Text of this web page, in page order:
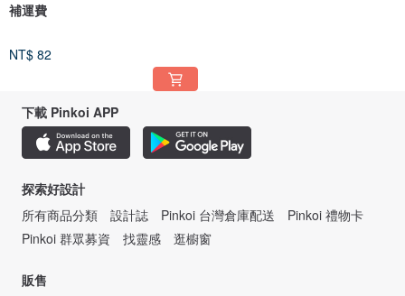
補運費
NT$ 82
下載 Pinkoi APP
探索好設計
所有商品分類
設計誌 Pinkoi 台灣倉庫配送
Pinkoi 禮物卡
Pinkoi 群眾募資
找靈感 逛櫥窗
販售